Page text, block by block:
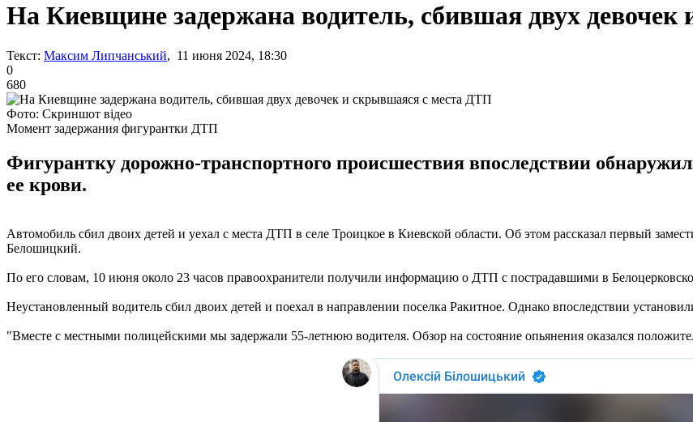
На Киевщине задержана водитель, сбившая двух
Текст: Максим Липчанський, 11 июня 2024, 18:30
0
680
Фото: Скриншот відео
Момент задержания фигурантки ДТП
Фигурантку дорожно-транспортного происшествия впоследствии
ее крови.
Автомобиль сбил двоих детей и уехал с места ДТП в селе Троицкое в Киевской области. Об этом рассказал первый
Белошицкий.
По его словам, 10 июня около 23 часов правоохранители получили информацию о ДТП с пострадавшими в
Неустановленный водитель сбил двоих детей и поехал в направлении поселка Ракитное. Однако впоследствии
"Вместе с местными полицейскими мы задержали 55-летнюю водителя. Обзор на состояние опьянения оказался